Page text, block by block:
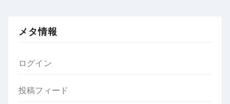
メタ情報
ログイン
投稿フィード